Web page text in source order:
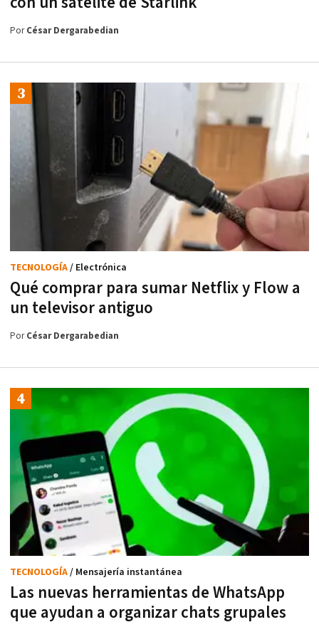
PorCésar Dergarabedian
Qué comprar para sumar Netflix y Flow a
un televisor antiguo
TECNOLOGÍA/ Electrónica
PorCésar Dergarabedian
Las nuevas herramientas de WhatsApp
que ayudan a organizar chats grupales
TECNOLOGÍA/ Mensajería instantánea